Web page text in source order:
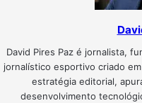
David Pires Paz é jornalista,
jornalístico esportivo criado
estratégia editorial,
desenvolvimento